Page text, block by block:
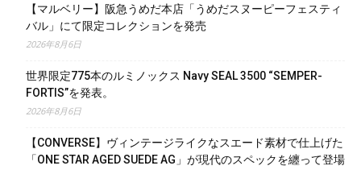
【マルベリー】阪急うめだ本店「うめだスヌーピーフェスティ
バル」にて限定コレクションを発売
2026年8月6日
世界限定775本のルミノックス Navy SEAL 3500 “SEMPER-
FORTIS”を発表。
2026年8月6日
【CONVERSE】ヴィンテージライクなスエード素材で仕上げた
「ONE STAR AGED SUEDE AG」が現代のスペックを纏って登場